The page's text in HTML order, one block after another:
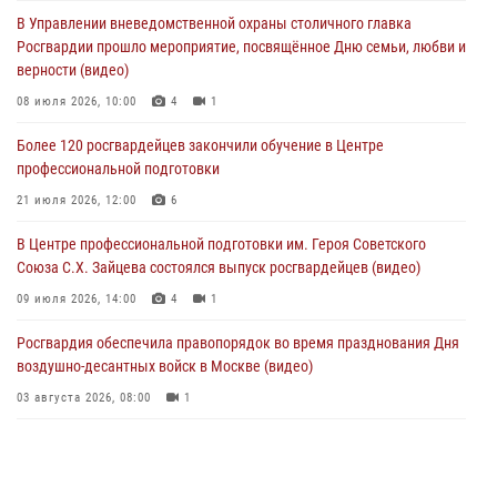
05 августа 2026, 12:39
Московские росгвардейцы обеспечили безопасность проведения
футбольного матча Кубка России (Видео)
Делегация МВД Республики Беларусь ознакомилась с передовыми
методами работы Росгвардии в Москве (видео)
В Управлении вневедомственной охраны столичного главка
Росгвардии прошло мероприятие, посвящённое Дню семьи, любви и
верности (видео)
08 июля 2026, 10:00 4 1
Более 120 росгвардейцев закончили обучение в Центре
профессиональной подготовки
21 июля 2026, 12:00 6
В Центре профессиональной подготовки им. Героя Советского
Союза С.Х. Зайцева состоялся выпуск росгвардейцев (видео)
09 июля 2026, 14:00 4 1
Росгвардия обеспечила правопорядок во время празднования Дня
воздушно-десантных войск в Москве (видео)
03 августа 2026, 08:00 1